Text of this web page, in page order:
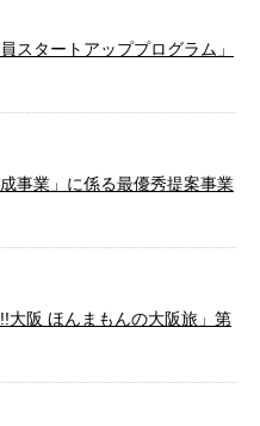
スタートアッププログラム」
事業」に係る最優秀提案事業
大阪 ほんまもんの大阪旅」第